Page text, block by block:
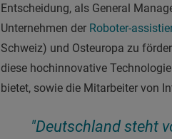
Entscheidung, als General
Unternehmen der Roboter-
Schweiz) und Osteuropa zu
diese hochinnovative
bietet, sowie die Mitarbeiter von
"Deutschland steht